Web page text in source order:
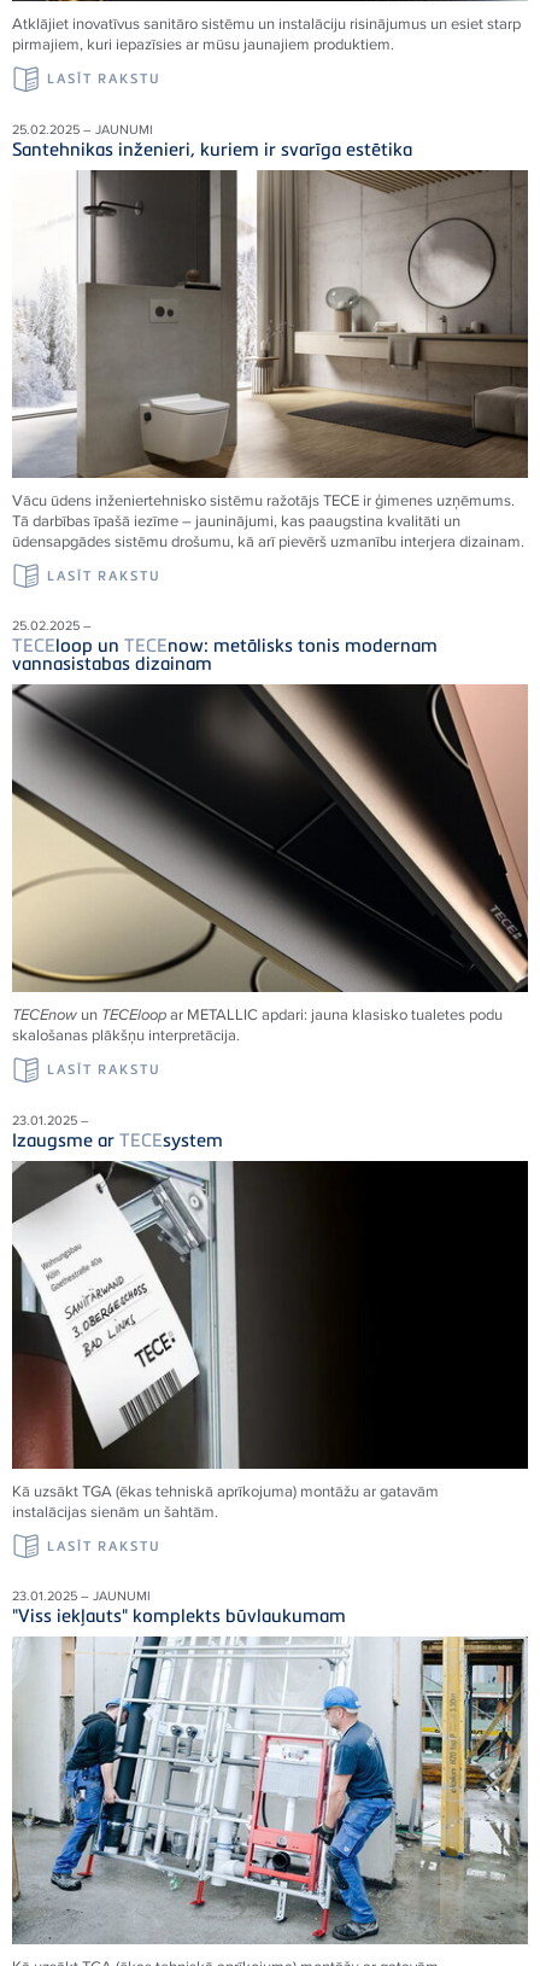
Atklājiet inovatīvus sanitāro sistēmu un instalāciju risinājumus un esiet starp
pirmajiem, kuri iepazīsies ar mūsu jaunajiem produktiem.
LASĪT RAKSTU
25.02.2025 – JAUNUMI
Santehnikas inženieri, kuriem ir svarīga estētika
Vācu ūdens inženiertehnisko sistēmu ražotājsTECE ir ģimenes uzņēmums.
Tā darbības īpašā iezīme – jauninājumi, kas paaugstina kvalitāti un
ūdensapgādes sistēmu drošumu, kā arī pievērš uzmanību interjera dizainam.
LASĪT RAKSTU
25.02.2025 –
TECEloop un TECEnow: metālisks tonis modernam
vannasistabas dizainam
TECEnow un TECEloopar METALLIC apdari: jauna klasisko tualetes podu
skalošanas plākšņu interpretācija.
LASĪT RAKSTU
23.01.2025 –
Izaugsme ar TECEsystem
Kā uzsākt TGA (ēkas tehniskā aprīkojuma) montāžu ar gatavām
instalācijas sienām un šahtām.
LASĪT RAKSTU
23.01.2025 – JAUNUMI
"Viss iekļauts" komplekts būvlaukumam